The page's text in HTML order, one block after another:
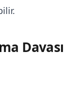
Davası